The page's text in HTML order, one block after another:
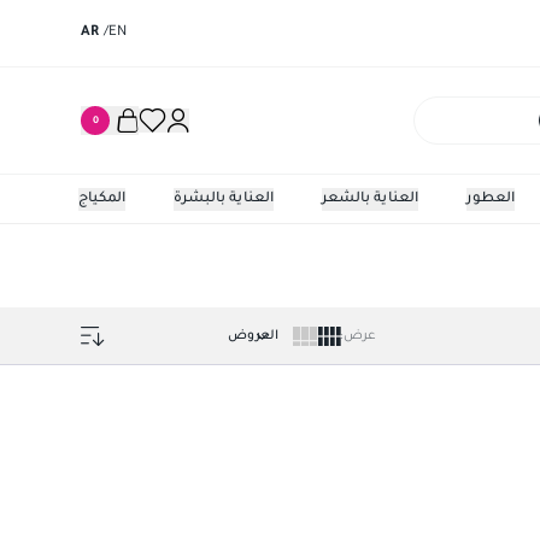
EN
/
AR
0
المكياج العناية بالبشرة العناية بالشعر العطور
عرض: